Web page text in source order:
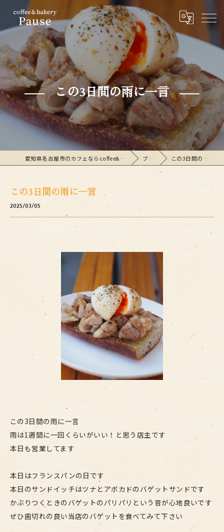
この3日間の雨に一言
愛知県名古屋市のカフェならcoffee&bakeryPause ブログ この3日間の雨に一言
この3日間の雨に一言
2025/03/05
この3日間の雨に一言
雨は1週間に一回くらいがいい！と思う店主です
本日も営業してます
本日はフランスパンの日です
本日のサンドイッチはツナとアボカドのバゲットサンドです
かぶりつくときのバゲットのパリパリという音が心地良いです
ぜひ歯切れの良い当店のバゲットを食べてみて下さい